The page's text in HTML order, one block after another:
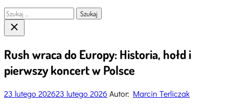
Szukaj:
Close
search
Rush wraca do Europy: Historia, hołd i
pierwszy koncert w Polsce
23 lutego 202623 lutego 2026 Autor: Marcin Terliczak